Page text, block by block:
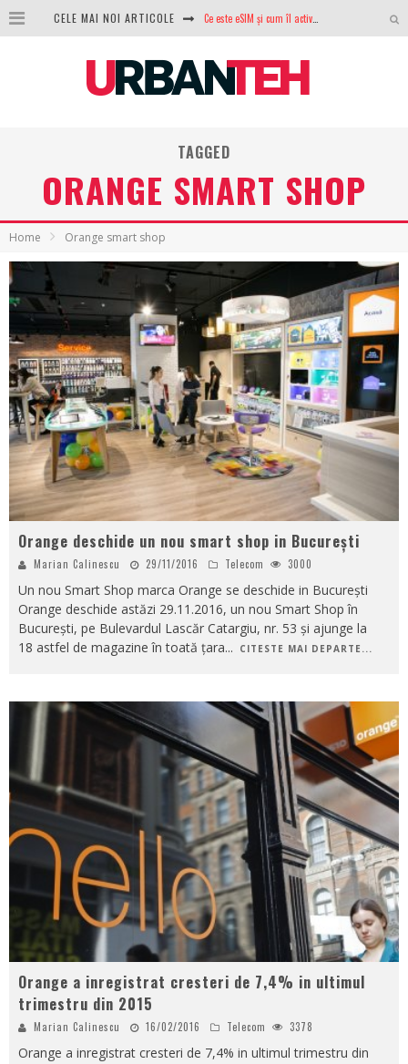
CELE MAI NOI ARTICOLE
Analiza producției fotovoltaice în România – cât produce un sistem solar pe timp de iarnă?
TAGGED
ORANGE SMART SHOP
Home Orange smart shop
Orange deschide un nou smart shop in București
Marian Calinescu 29/11/2016 Telecom 3000
Un nou Smart Shop marca Orange se deschide in București
Orange deschide astăzi 29.11.2016, un nou Smart Shop în
București, pe Bulevardul Lascăr Catargiu, nr. 53 și ajunge la
18 astfel de magazine în toată țara... CITESTE MAI DEPARTE...
Orange a inregistrat cresteri de 7,4% in ultimul
trimestru din 2015
Marian Calinescu 16/02/2016 Telecom 3378
Orange a inregistrat cresteri de 7,4% in ultimul trimestru din